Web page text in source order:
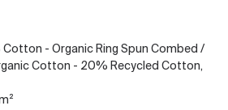
- Organic Ring Spun Combed /
Cotton - 20% Recycled Cotton,